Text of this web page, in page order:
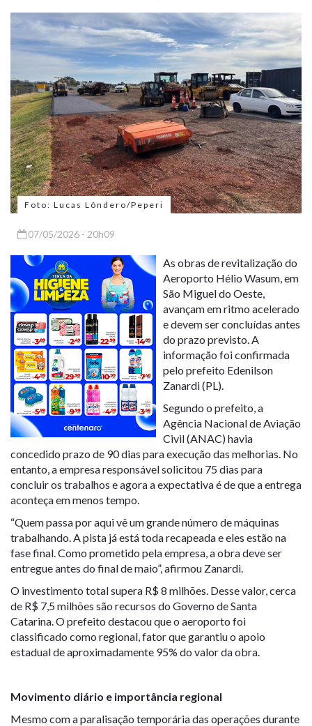
Foto: Lucas Lôndero/Peperi
07/05/2026 - 20h09
As obras de revitalização do
Aeroporto Hélio Wasum, em
São Miguel do Oeste,
avançam em ritmo acelerado
e devem ser concluídas antes
do prazo previsto. A
informação foi confirmada
pelo prefeito Edenilson
Zanardi (PL).
Segundo o prefeito, a
Agência Nacional de Aviação
Civil (ANAC) havia
concedido prazo de 90 dias para execução das melhorias. No
entanto, a empresa responsável solicitou 75 dias para
concluir os trabalhos e agora a expectativa é de que a entrega
aconteça em menos tempo.
“Quem passa por aqui vê um grande número de máquinas
trabalhando. A pista já está toda recapeada e eles estão na
fase final. Como prometido pela empresa, a obra deve ser
entregue antes do final de maio”, afirmou Zanardi.
O investimento total supera R$ 8 milhões. Desse valor, cerca
de R$ 7,5 milhões são recursos do Governo de Santa
Catarina. O prefeito destacou que o aeroporto foi
classificado como regional, fator que garantiu o apoio
estadual de aproximadamente 95% do valor da obra.
Movimento diário e importância regional
Mesmo com a paralisação temporária das operações durante